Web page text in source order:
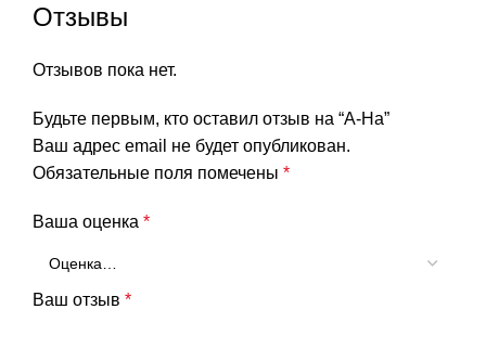
Отзывы
Отзывов пока нет.
Будьте первым, кто оставил отзыв на “A-Ha”
Ваш адрес email не будет опубликован.
Обязательные поля помечены *
Ваша оценка *
Ваш отзыв *